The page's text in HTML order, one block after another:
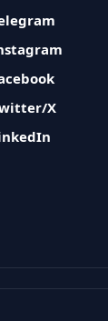
X